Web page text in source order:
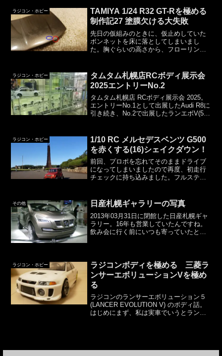
価値観によりますが、基本的にはR32 ...
ラジコン・ホビー
TAMIYA 1/24 R32 GT-Rを極める
制作記27 塗膜欠ける大失敗
先日の仮組みのときに、仮止めしていた
ボンネットを床に落としてしまいまし
た。胸ぐらいの高さから、フローリング
い部分がはがれた場所で、青い部分がは
がれた塗膜を回収したもので...
ラジコン・ホビー
タムタム札幌店RCボディ展示会
2025エントリーNo.2
タムタム札幌店 RCボディ展示会 2025。
エントリーNo.1として出展したAudi R8に
引き続き、No.2で出展したランエボV(5)
リューションVタ...
ラジコン・ホビー
1/10 RC メルセデスベンツ G500
を赤くする(16)シェイクダウン！
前回、プロポを忘れてそのままドライブ
になってしまいましたので再度、初走行
チェックに持ち込みました。フルステア
くないので、タイヤとぶつかる場所のボ
ディ側をカットするかもし...
その他 日産札幌ギャラリーの写真
2013年03月31日に閉館した日産札幌ギャ
ラリー。16年も営業していたんですね。
飲み会に行く前にいつも寄っていたとい
レている写真も多...
ラジコン・ホビー
ラジコンボディを極める 三菱ラ
ンサーエボリューションVを極め
る
ラジコンのランサーエボリューション５
(LANCER EVOLUTION V) のボディ話。
はじめにまず、私は実車でいうとランエ